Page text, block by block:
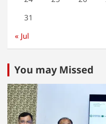
31
« Jul
You may Missed